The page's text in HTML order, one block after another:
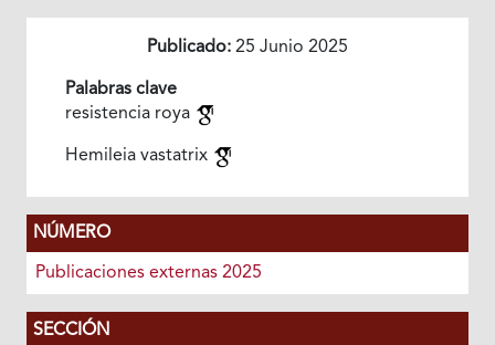
Publicado: 25 Junio 2025
Palabras clave
resistencia roya
Hemileia vastatrix
NÚMERO
Publicaciones externas 2025
SECCIÓN